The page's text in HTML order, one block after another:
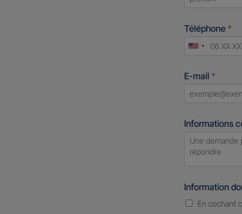
Téléphone *
United
E-mail *
Informations
Information
En cochant